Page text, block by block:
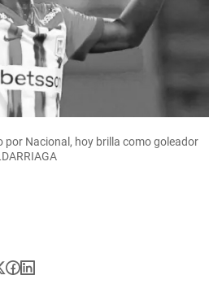
por Nacional, hoy brilla como goleador